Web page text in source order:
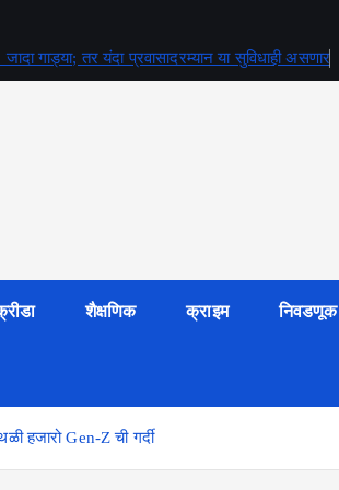
गाड्या; तर यंदा प्रवासादरम्यान या सुविधाही असणार
शैक्षणिक क्राइम निवडणूक
हजारो Gen-Z ची गर्दी